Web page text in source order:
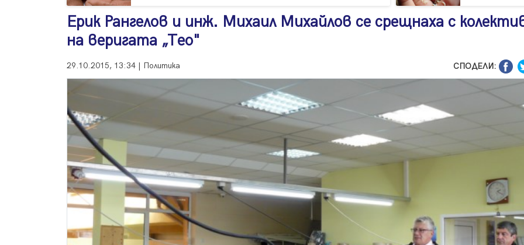
Ерик Рангелов и инж. Михаил Михайлов се срещнаха с
на веригата „Тео"
29.10.2015, 13:34 | Политика СПОДЕЛИ: